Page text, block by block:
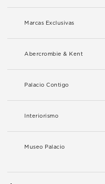
Marcas Exclusivas
Abercrombie & Kent
Palacio Contigo
Interiorismo
Museo Palacio